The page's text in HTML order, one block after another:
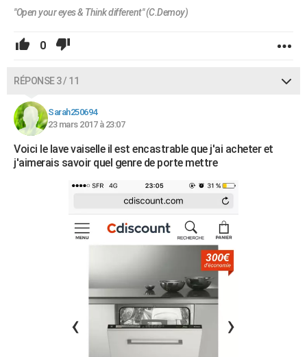
"Open your eyes & Think different" (C.Demoy)
0
RÉPONSE 3 / 11
Sarah250694
23 mars 2017 à 23:07
Voici le lave vaiselle il est encastrable que j'ai acheter et
j'aimerais savoir quel genre de porte mettre